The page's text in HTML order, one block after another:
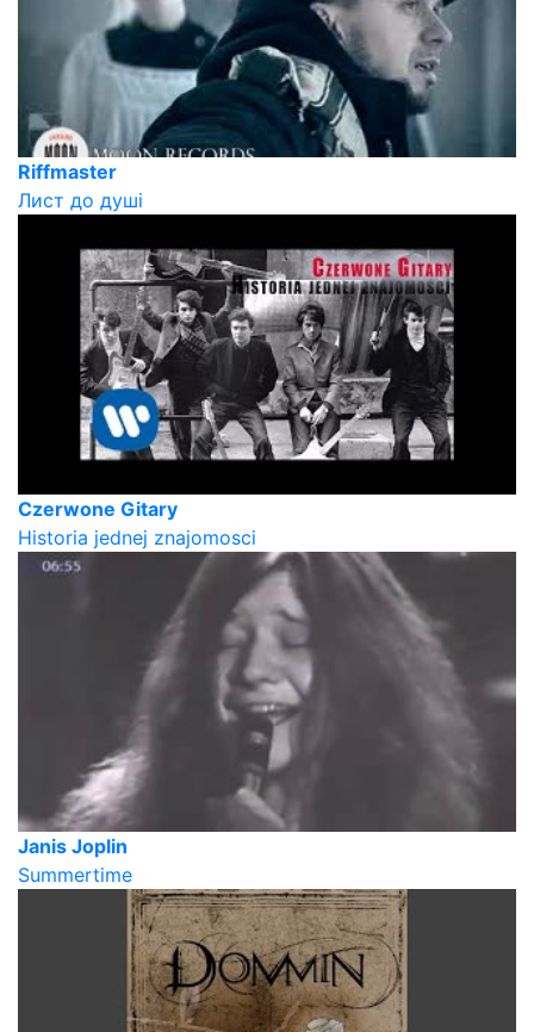
Riffmaster
Лист до душі
Czerwone Gitary
Historia jednej znajomosci
Janis Joplin
Summertime